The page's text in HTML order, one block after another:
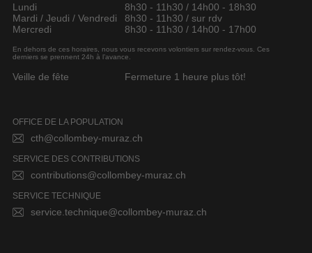
Lundi
8h30 - 11h30 / 14h00 - 18h30
Mardi / Jeudi / Vendredi
8h30 - 11h30 / sur rdv
Mercredi
8h30 - 11h30 / 14h00 - 17h00
En dehors de ces horaires, nous vous recevons volontiers sur rendez-vous. Ces
derniers se prennent 24h à l’avance.
Veille de fête Fermeture 1 heure plus tôt!
OFFICE DE LA POPULATION
cth@collombey-muraz.ch
SERVICE DES CONTRIBUTIONS
contributions@collombey-muraz.ch
SERVICE TECHNIQUE
service.technique@collombey-muraz.ch